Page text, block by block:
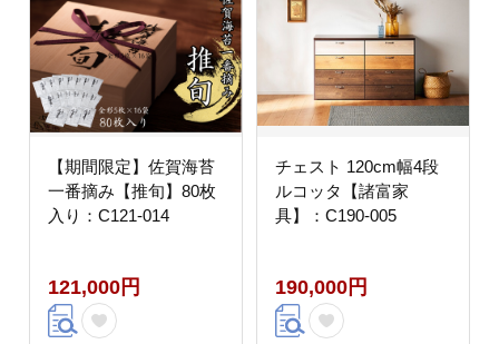
【期間限定】佐賀海苔
一番摘み【推旬】80枚
入り：C121-014
121,000円
チェスト 120cm幅4段
ルコッタ【諸富家
具】：C190-005
190,000円